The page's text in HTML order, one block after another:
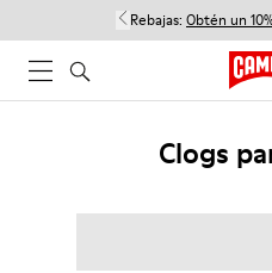
Rebajas: Obtén un
Clogs